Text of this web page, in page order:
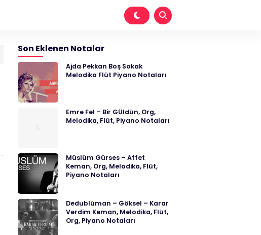
Son Eklenen Notalar
Ajda Pekkan Boş Sokak
Melodika Flüt Piyano Notaları
Emre Fel – Bir GÜldün, Org,
Melodika, Flüt, Piyano Notaları
Müslüm Gürses – Affet
Keman, Org, Melodika, Flüt,
Piyano Notaları
Dedublüman – Göksel – Karar
Verdim Keman, Melodika, Flüt,
Org, Piyano Notaları